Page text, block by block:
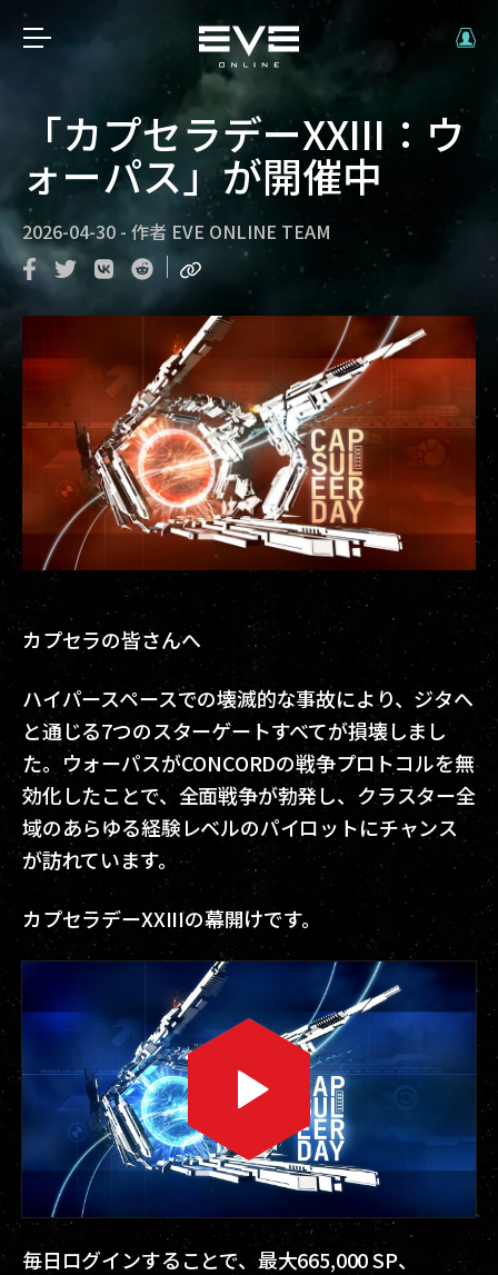
「カプセラデーXXIII：ウ
ォーパス」が開催中
2026-04-30 - 作者 EVE ONLINE TEAM
カプセラの皆さんへ
ハイパースペースでの壊滅的な事故により、ジタへ
と通じる7つのスターゲートすべてが損壊しまし
た。ウォーパスがCONCORDの戦争プロトコルを無
効化したことで、全面戦争が勃発し、クラスター全
域のあらゆる経験レベルのパイロットにチャンス
が訪れています。
カプセラデーXXIIIの幕開けです。
毎日ログインすることで、最大665,000 SP、